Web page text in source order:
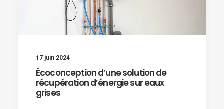
17 juin 2024
Écoconception d’une solution de
récupération d’énergie sur eaux
grises